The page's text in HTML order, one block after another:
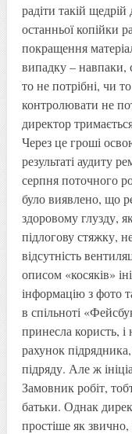
радіти такій
останньої копійки
покращення
випадку – навпаки,
то не потрібні, чи
контролювати не
директор
Через це гроші
результаті аудиту
серпня поточного
було виявлено, що
здоровому глузду,
підлогову стяжку,
відсутність
описом «косяків»
інформацію з фото
в спільноті
принесла користь, і
рахунок
підряду. Але ж
Замовник робіт,
батьки. Однак
простіше як